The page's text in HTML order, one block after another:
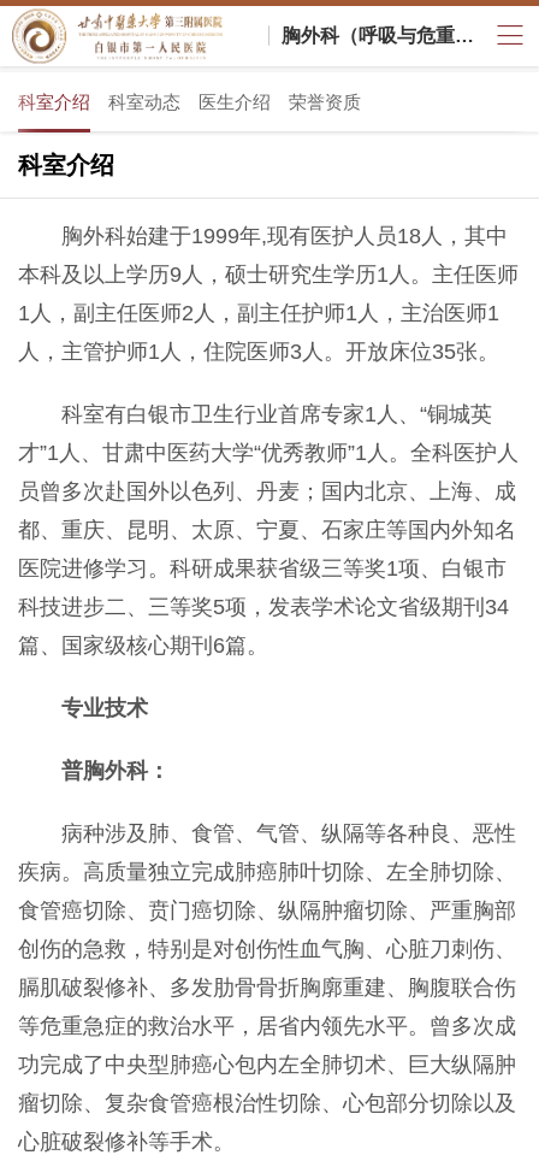
胸外科（呼吸与危重症医学中心四部）
科室介绍 科室动态 医生介绍 荣誉资质
科室介绍
胸外科始建于1999年,现有医护人员18人，其中
本科及以上学历9人，硕士研究生学历1人。主任医师
1人，副主任医师2人，副主任护师1人，主治医师1
人，主管护师1人，住院医师3人。开放床位35张。
科室有白银市卫生行业首席专家1人、“铜城英
才”1人、甘肃中医药大学“优秀教师”1人。全科医护人
员曾多次赴国外以色列、丹麦；国内北京、上海、成
都、重庆、昆明、太原、宁夏、石家庄等国内外知名
医院进修学习。科研成果获省级三等奖1项、白银市
科技进步二、三等奖5项，发表学术论文省级期刊34
篇、国家级核心期刊6篇。
专业技术
普胸外科：
病种涉及肺、食管、气管、纵隔等各种良、恶性
疾病。高质量独立完成肺癌肺叶切除、左全肺切除、
食管癌切除、贲门癌切除、纵隔肿瘤切除、严重胸部
创伤的急救，特别是对创伤性血气胸、心脏刀刺伤、
膈肌破裂修补、多发肋骨骨折胸廓重建、胸腹联合伤
等危重急症的救治水平，居省内领先水平。曾多次成
功完成了中央型肺癌心包内左全肺切术、巨大纵隔肿
瘤切除、复杂食管癌根治性切除、心包部分切除以及
心脏破裂修补等手术。